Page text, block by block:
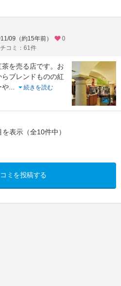
09（約15年前）
0
コミ：61件
を売る店です。お
ブレンドものの紅
や...
続きを読む
1
表示（全10件中）
ミを投稿する